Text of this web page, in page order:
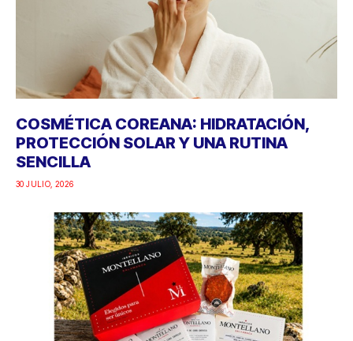
COSMÉTICA COREANA: HIDRATACIÓN,
PROTECCIÓN SOLAR Y UNA RUTINA
SENCILLA
30 JULIO, 2026